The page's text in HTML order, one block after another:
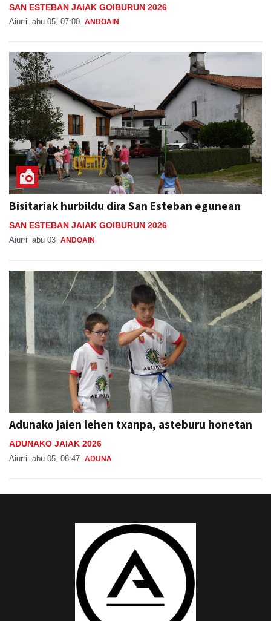
SAN ESTEBAN JAIAK GOIBURUN 2026
Aiurri abu 05, 07:00 ANDOAIN
Bisitariak hurbildu dira San Esteban egunean
SAN ESTEBAN JAIAK GOIBURUN 2026
Aiurri abu 03 ANDOAIN
Adunako jaien lehen txanpa, asteburu honetan
ADUNAKO JAIAK 2026
Aiurri abu 05, 08:47 ADUNA